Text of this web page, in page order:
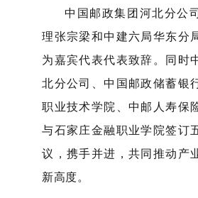
中国邮政集团河北分公
理张宗梁和中建六局华东分
为嘉宾代表代表致辞。同时
北分公司、中国邮政储蓄银
职业技术学院、中邮人寿保
与石家庄金融职业学院签订
议，携手并进，共同推动产
新高度。